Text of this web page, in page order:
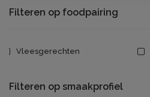
Filteren op foodpairing
Vleesgerechten
Filteren op smaakprofiel